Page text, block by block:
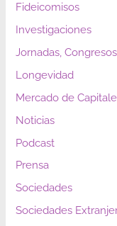
Fideicomisos
Investigaciones
Jornadas,
Longevidad
Mercado de
Noticias
Podcast
Prensa
Sociedades
Sociedades